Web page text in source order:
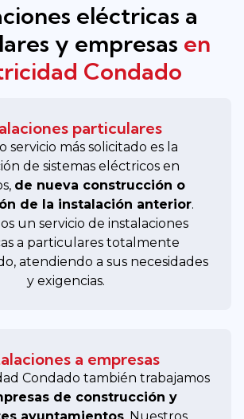
eléctricas a
y empresas en
Condado
particulares
servicio más solicitado es la
de sistemas eléctricos en
de nueva construcción o
de la instalación anterior.
un servicio de instalaciones
a particulares totalmente
atendiendo a sus necesidades
y exigencias.
a empresas
Condado también trabajamos
de construcción y